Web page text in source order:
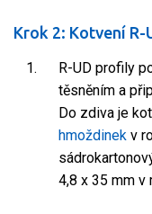
Krok 2: Kotvení R-
R-UD profily
těsněním a
Do zdiva je
hmoždinek v
4,8 x 35 mm v